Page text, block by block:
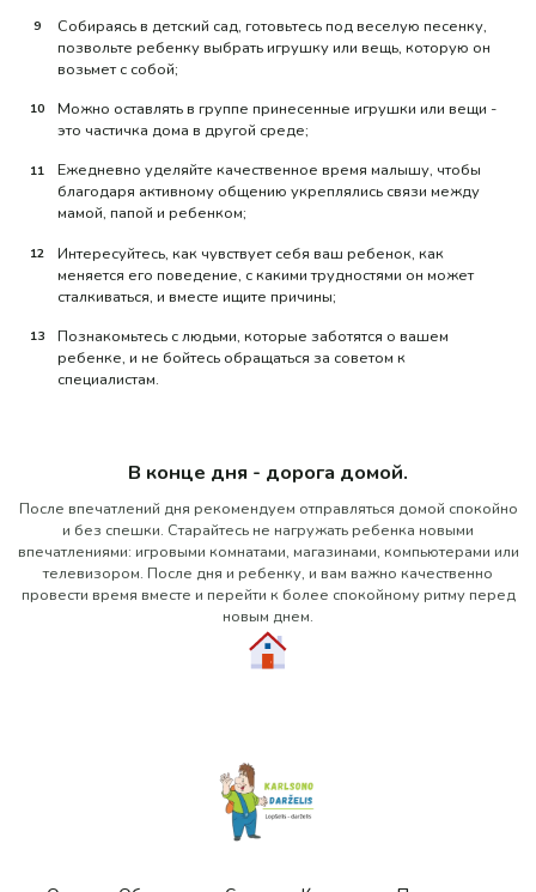
Собираясь в детский сад, готовьтесь под веселую песенку,
позвольте ребенку выбрать игрушку или вещь, которую он
возьмет с собой;
Можно оставлять в группе принесенные игрушки или вещи -
это частичка дома в другой среде;
Ежедневно уделяйте качественное время малышу, чтобы
благодаря активному общению укреплялись связи между
мамой, папой и ребенком;
Интересуйтесь, как чувствует себя ваш ребенок, как
меняется его поведение, с какими трудностями он может
сталкиваться, и вместе ищите причины;
Познакомьтесь с людьми, которые заботятся о вашем
ребенке, и не бойтесь обращаться за советом к
специалистам.
В конце дня - дорога домой.
После впечатлений дня рекомендуем отправляться домой спокойно
и без спешки. Старайтесь не нагружать ребенка новыми
впечатлениями: игровыми комнатами, магазинами, компьютерами или
телевизором. После дня и ребенку, и вам важно качественно
провести время вместе и перейти к более спокойному ритму перед
новым днем.